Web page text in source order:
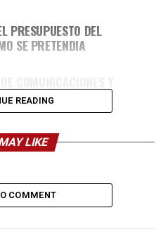
PRESUPUESTO DEL
SE PRETENDIA
READING
LIKE
COMMENT